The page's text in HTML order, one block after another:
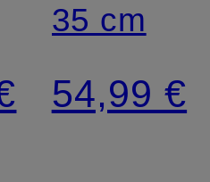
35 cm
54,99 €